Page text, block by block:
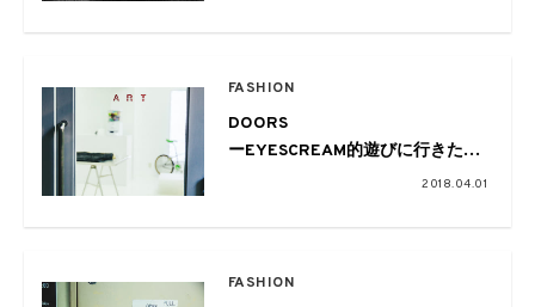
FASHION
DOORS
ーEYESCREAM的遊びに行きたい
2018.04.01
FASHION